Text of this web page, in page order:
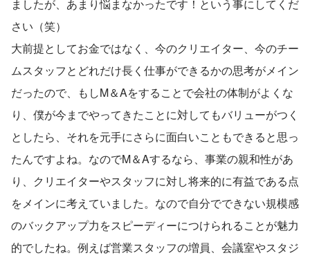
ましたが、あまり悩まなかったです！という事にしてくだ
さい（笑）
大前提としてお金ではなく、今のクリエイター、今のチー
ムスタッフとどれだけ長く仕事ができるかの思考がメイン
だったので、もしM＆Aをすることで会社の体制がよくな
り、僕が今までやってきたことに対してもバリューがつく
としたら、それを元手にさらに面白いこともできると思っ
たんですよね。なのでM＆Aするなら、事業の親和性があ
り、クリエイターやスタッフに対し将来的に有益である点
をメインに考えていました。なので自分でできない規模感
のバックアップ力をスピーディーにつけられることが魅力
的でしたね。例えば営業スタッフの増員、会議室やスタジ